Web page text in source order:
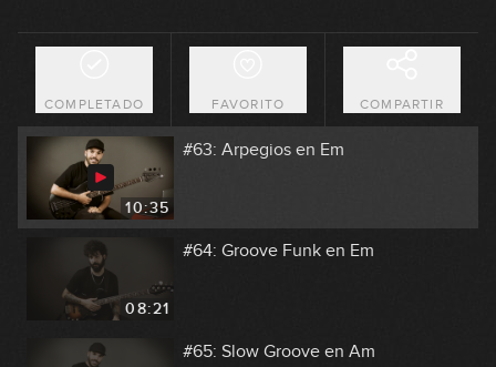
COMPLETADO FAVORITO COMPARTIR
10:23
#62: Rumors (Jake Miller) en G#m
10:35
#63: Arpegios en Em
08:21
#64: Groove Funk en Em
#65: Slow Groove en Am